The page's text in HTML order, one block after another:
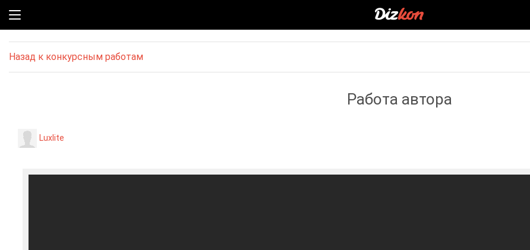
Назад к конкурсным работам
Работа автора
Luxlite